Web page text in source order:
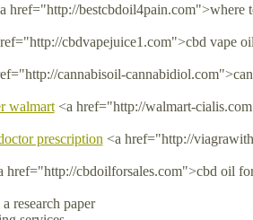
href="http://bestcbdoil4pain.com">where
cbdvapejuice1.com">cbd vape oil
cannabisoil-
walmart<a href="http://walmart-
prescription <a href="http://
href="http://cbdoilforsales.com">cbd oil
research paper